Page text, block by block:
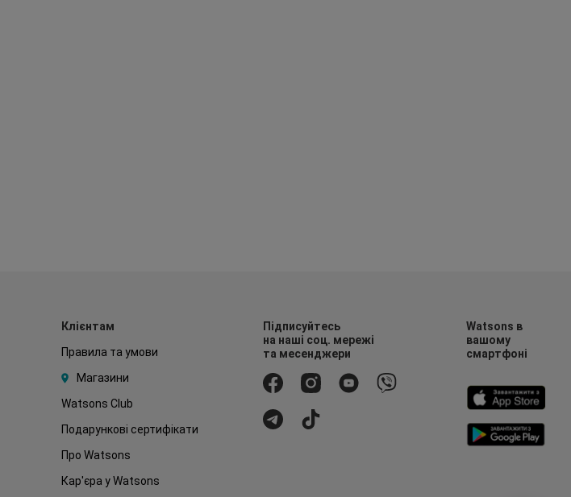
Клієнтам
Правила та умови
Магазини
Watsons Club
Подарункові сертифікати
Про Watsons
Кар'єра у Watsons
Підписуйтесь
на наші соц. мережі
та месенджери
Watsons в
вашому
смартфоні